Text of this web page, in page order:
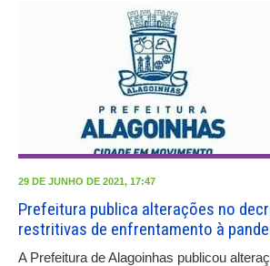
29 DE JUNHO DE 2021, 17:47
Prefeitura publica alterações no
restritivas de enfrentamento à
A Prefeitura de Alagoinhas publicou